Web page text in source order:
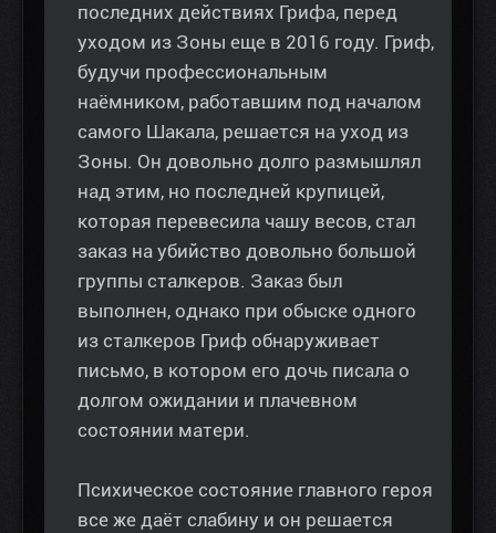
последних действиях Грифа, перед
уходом из Зоны еще в 2016 году. Гриф,
будучи профессиональным
наёмником, работавшим под началом
самого Шакала, решается на уход из
Зоны. Он довольно долго размышлял
над этим, но последней крупицей,
которая перевесила чашу весов, стал
заказ на убийство довольно большой
группы сталкеров. Заказ был
выполнен, однако при обыске одного
из сталкеров Гриф обнаруживает
письмо, в котором его дочь писала о
долгом ожидании и плачевном
состоянии матери.
Психическое состояние главного героя
все же даёт слабину и он решается